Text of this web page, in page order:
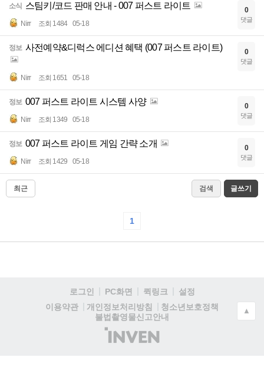
소식 스팀키/코드 판매 안내 - 007 퍼스트 라이트
Nirr 조회 1484 05-18
0
댓글
정보 사전예약&디럭스 에디션 혜택 (007 퍼스트 라이트)
Nirr 조회 1651 05-18
0
댓글
정보 007 퍼스트 라이트 시스템 사양
Nirr 조회 1349 05-18
0
댓글
정보 007 퍼스트 라이트 게임 간략 소개
Nirr 조회 1429 05-18
0
댓글
최근 검색 글쓰기
1
로그인 PC화면 퀵링크
설정
이용약관
개인정보처리방침
청소년보호정책
불법촬영물신고안내
(주)
인
▲